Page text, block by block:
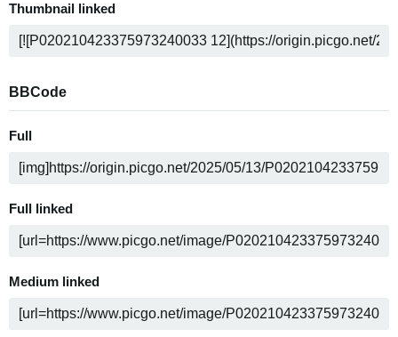
Thumbnail linked
BBCode
Full
Full linked
Medium linked